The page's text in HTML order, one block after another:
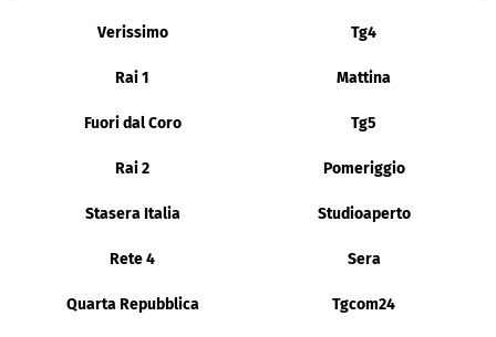
Verissimo Tg4
Rai 1 Mattina
Fuori dal Coro Tg5
Rai 2 Pomeriggio
Stasera Italia Studioaperto
Rete 4 Sera
Quarta Repubblica Tgcom24